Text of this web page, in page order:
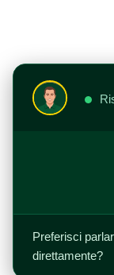
Preferisci
direttamente?